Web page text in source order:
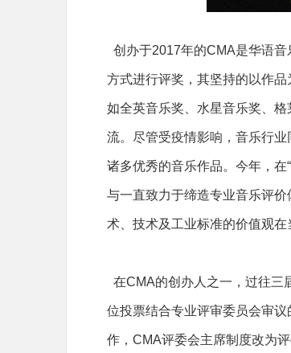
创办于2017年的CMA是华语音
方式进行评奖，其坚持的以作品
如全英音乐奖、水星音乐奖、
流。尽管受疫情影响，音乐行
诸多优秀的音乐作品。今年，
与一直致力于缔造专业音乐评
术、技术及工业标准的价值观在
在CMA的创办人之一，过往三
位投票结合专业评审委员会审
作，CMA评委会主席制度改为